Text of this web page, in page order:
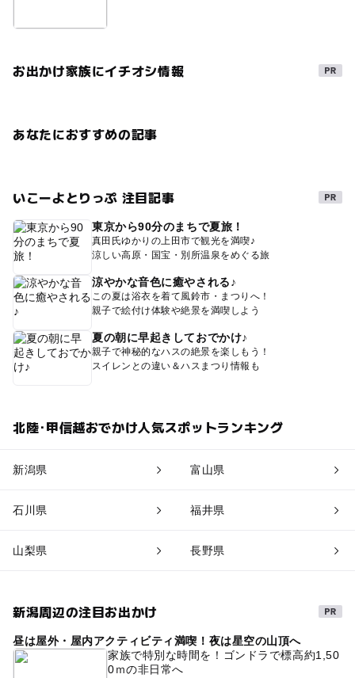
お出かけ家族にイチオシ情報
あなたにおすすめの記事
いこーよとりっぷ 注目記事
東京から90分のまちで夏旅！
真田氏ゆかりの上田市で観光を満喫♪
涼しい高原・国宝・別所温泉をめぐる旅
涼やかな音色に癒やされる♪
この夏は浴衣を着て風鈴市・まつりへ！
親子で絵付け体験や絶景を満喫しよう
夏の朝に早起きしておでかけ♪
親子で神秘的なハスの絶景を楽しもう！
スイレンとの違い＆ハスまつり情報も
北陸･甲信越おでかけ人気スポットランキング
新潟県 富山県
石川県 福井県
山梨県 長野県
新潟周辺の注目お出かけ
昼は屋外・屋内アクティビティ満喫！夜は星空の山頂へ
家族で特別な時間を！ゴンドラで標高約1,50
0ｍの非日常へ